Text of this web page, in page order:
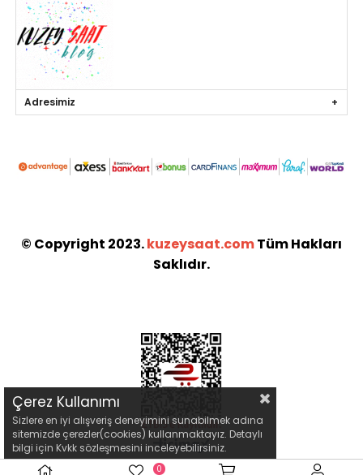
Adresimiz
© Copyright 2023.kuzeysaat.comTüm Hakları
Saklıdır.
Çerez Kullanımı
Sizlere en iyi alışveriş deneyimini sunabilmek adına
sitemizde çerezler(cookies) kullanmaktayız. Detaylı
bilgi için Kvkk sözleşmesini inceleyebilirsiniz.
0